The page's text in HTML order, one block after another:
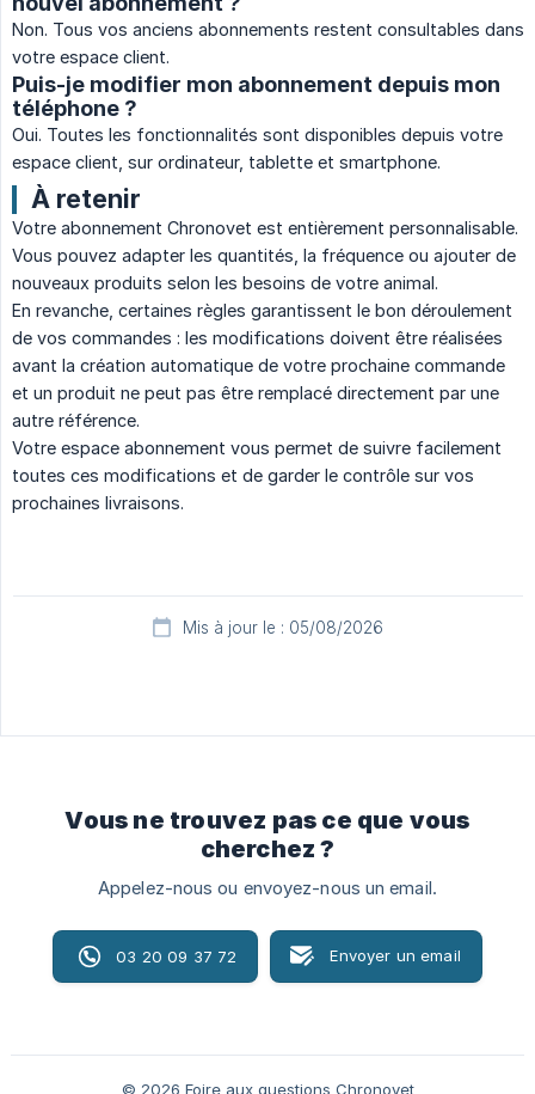
Non. Tous vos anciens abonnements restent consultables dans
votre espace client.
Puis-je modifier mon abonnement depuis mon
téléphone ?
Oui. Toutes les fonctionnalités sont disponibles depuis votre
espace client, sur ordinateur, tablette et smartphone.
À retenir
Votre abonnement Chronovet est entièrement personnalisable.
Vous pouvez adapter les quantités, la fréquence ou ajouter de
nouveaux produits selon les besoins de votre animal.
En revanche, certaines règles garantissent le bon déroulement
de vos commandes : les modifications doivent être réalisées
avant la création automatique de votre prochaine commande
et un produit ne peut pas être remplacé directement par une
autre référence.
Votre espace abonnement vous permet de suivre facilement
toutes ces modifications et de garder le contrôle sur vos
prochaines livraisons.
Mis à jour le : 05/08/2026
Vous ne trouvez pas ce que vous
cherchez ?
Appelez-nous ou envoyez-nous un email.
03 20 09 37 72 Envoyer un email
© 2026 Foire aux questions Chronovet